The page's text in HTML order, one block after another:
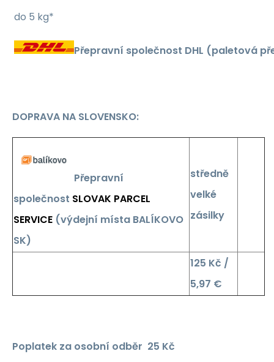
do 5 kg*
Přepravní společnost DHL (paletová
DOPRAVA NA SLOVENSKO:
Přepravní
společnost SLOVAK PARCEL
SERVICE (výdejní místa BALÍKOVO
SK)
středně
velké
zásilky
125 Kč /
5,97 €
Poplatek za osobní odběr 25 Kč